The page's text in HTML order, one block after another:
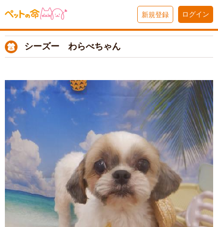
新規登録 ログイン
シーズー わらべちゃん